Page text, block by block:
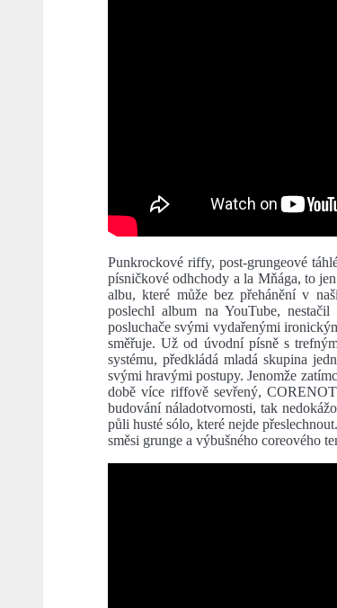
Punkrockové riffy, post-grungeové
písničkové odhchody a la Mňága, to
albu, které může bez přehánění v
poslechl album na YouTube,
posluchače svými vydařenými
směřuje. Už od úvodní písně s
systému, předkládá mladá skupina
svými hravými postupy. Jenomže
době více riffově sevřený,
budování náladotvornosti, tak
půli husté sólo, které nejde
směsi grunge a výbušného coreového